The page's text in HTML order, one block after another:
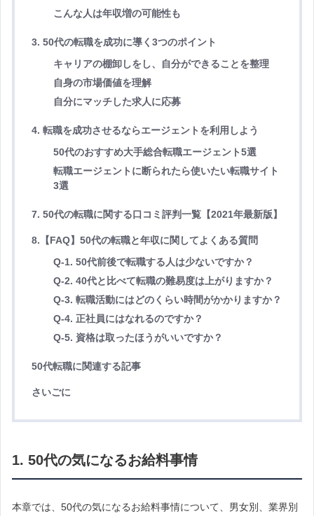
こんな人は年収増の可能性も
3. 50代の転職を成功に導く3つのポイント
キャリアの棚卸しをし、自分ができることを整理
自身の市場価値を理解
自分にマッチした求人に応募
4. 転職を成功させるならエージェントを利用しよう
50代のおすすめ大手総合転職エージェント5選
転職エージェントに断られたら使いたい転職サイト
3選
7. 50代の転職に関する口コミ評判一覧【2021年最新版】
8.【FAQ】50代の転職と年収に関してよくある質問
Q-1. 50代前後で転職する人は少ないですか？
Q-2. 40代と比べて転職の難易度は上がりますか？
Q-3. 転職活動にはどのくらい時間がかかりますか？
Q-4. 正社員にはなれるのですか？
Q-5. 資格は取ったほうがいいですか？
50代転職に関連する記事
さいごに
1. 50代の気になるお給料事情
本章では、50代の気になるお給料事情について、男女別、業界別